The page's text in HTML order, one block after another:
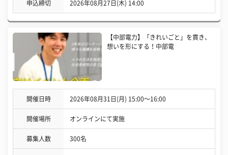
申込締切 2026年08月27日(木) 14:00
【中部電力】「きれいごと」を貫き、
想いを形にする！中部電
開催日時 2026年08月31日(月) 15:00〜16:00
開催場所 オンラインにて実施
募集人数 300名